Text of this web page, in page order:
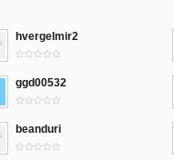
hvergelmir2
ggd00532
beanduri